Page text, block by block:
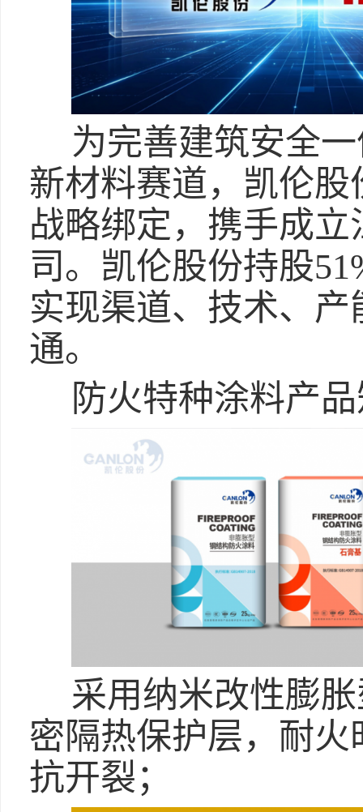
为完善建筑安全
新材料赛道，凯伦
战略绑定，携手成
司。凯伦股份持股
实现渠道、技术、
通。
防火特种涂料产
采用纳米改性膨
密隔热保护层，耐
抗开裂；